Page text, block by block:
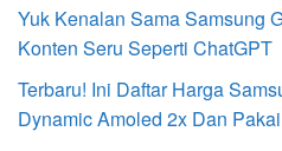
Yuk Kenalan Sama Samsung
Konten Seru Seperti ChatGPT
Terbaru! Ini Daftar Harga
Dynamic Amoled 2x Dan